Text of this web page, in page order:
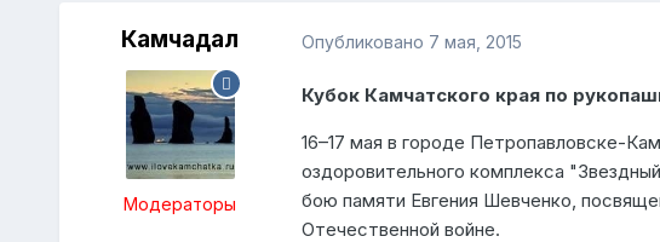
Камчадал
Модераторы
Опубликовано 7 мая, 2015
Кубок Камчатского края по
16–17 мая в городе Петропавловске-
оздоровительного комплекса
бою памяти Евгения Шевченко,
Отечественной войне.